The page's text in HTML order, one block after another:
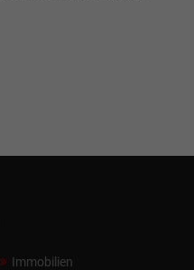
Immobilien